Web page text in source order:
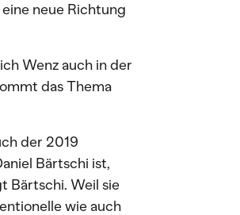
neue Richtung
Wenz auch in der
das Thema
der 2019
Bärtschi ist,
Bärtschi. Weil sie
wie auch